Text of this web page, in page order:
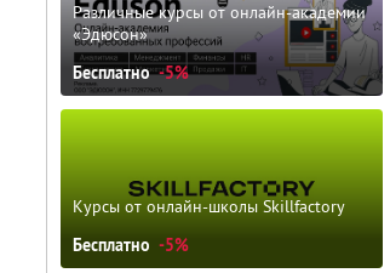
Различные курсы от онлайн-академии
«Эдюсон»
Бесплатно -5%
Курсы от онлайн-школы Skillfactory
Бесплатно -5%